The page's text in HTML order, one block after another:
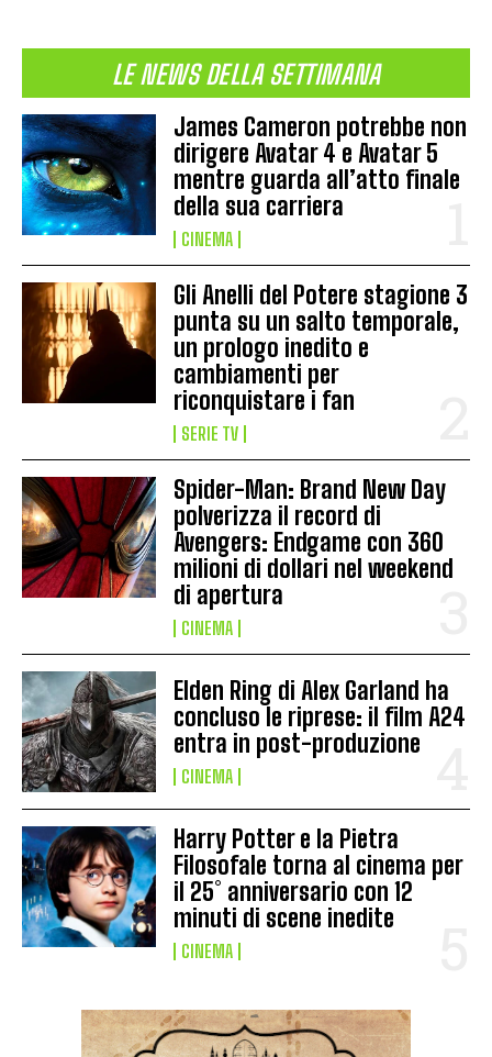
LE NEWS DELLA SETTIMANA
James Cameron potrebbe non
dirigere Avatar 4 e Avatar 5
mentre guarda all’atto finale
della sua carriera
CINEMA
Gli Anelli del Potere stagione 3
punta su un salto temporale,
un prologo inedito e
cambiamenti per
riconquistare i fan
SERIE TV
Spider-Man: Brand New Day
polverizza il record di
Avengers: Endgame con 360
milioni di dollari nel weekend
di apertura
CINEMA
Elden Ring di Alex Garland ha
concluso le riprese: il film A24
entra in post-produzione
CINEMA
Harry Potter e la Pietra
Filosofale torna al cinema per
il 25° anniversario con 12
minuti di scene inedite
CINEMA